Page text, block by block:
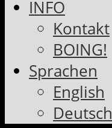
INFO
Kontakt
BOING!
Sprachen
English
Deutsch